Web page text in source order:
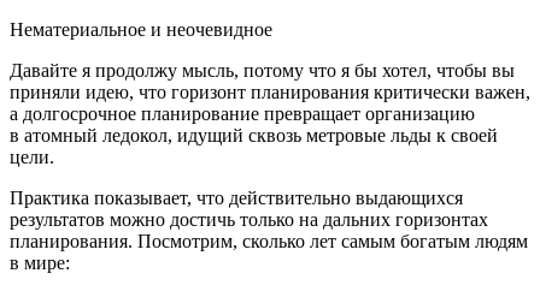
Нематериальное и неочевидное
Давайте я продолжу мысль, потому что я бы хотел, чтобы вы
приняли идею, что горизонт планирования критически важен,
а долгосрочное планирование превращает организацию
в атомный ледокол, идущий сквозь метровые льды к своей
цели.
Практика показывает, что действительно выдающихся
результатов можно достичь только на дальних горизонтах
планирования. Посмотрим, сколько лет самым богатым людям
в мире: